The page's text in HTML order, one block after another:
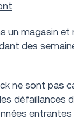
un magasin
des
ne sont pas
défaillances